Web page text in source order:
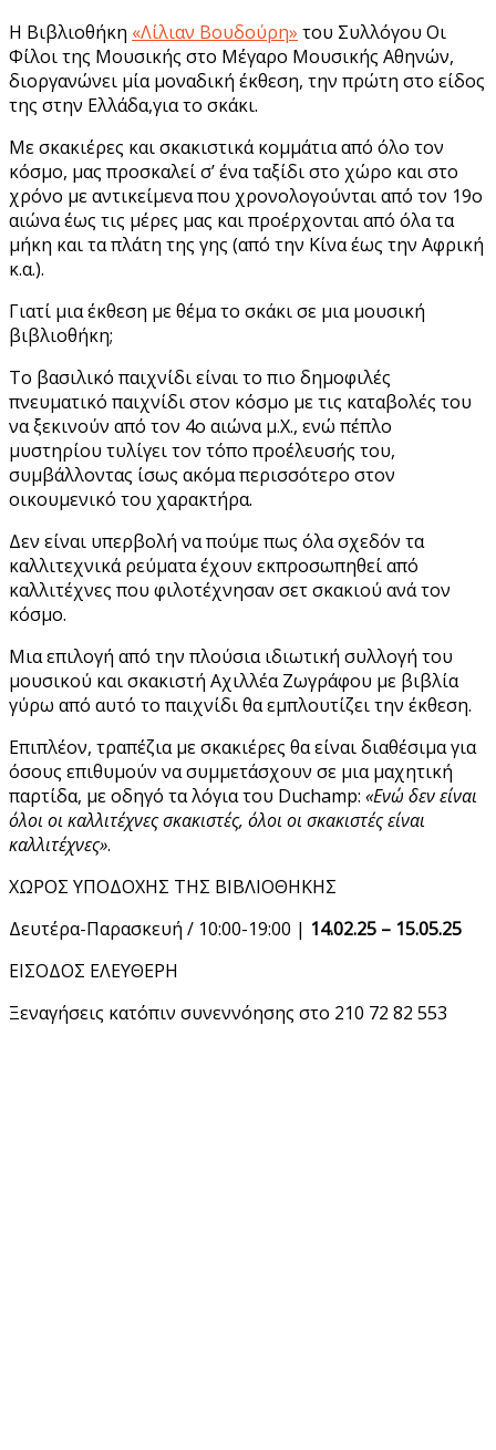
Η Βιβλιοθήκη «Λίλιαν Βουδούρη» του Συλλόγου Οι
Φίλοι της Μουσικής στο Μέγαρο Μουσικής Αθηνών,
διοργανώνει μία μοναδική έκθεση, την πρώτη στο είδος
της στην Ελλάδα,για το σκάκι.
Με σκακιέρες και σκακιστικά κομμάτια από όλο τον
κόσμο, μας προσκαλεί σ’ ένα ταξίδι στο χώρο και στο
χρόνο με αντικείμενα που χρονολογούνται από τον 19ο
αιώνα έως τις μέρες μας και προέρχονται από όλα τα
μήκη και τα πλάτη της γης (από την Κίνα έως την Αφρική
κ.α.).
Γιατί μια έκθεση με θέμα το σκάκι σε μια μουσική
βιβλιοθήκη;
Το βασιλικό παιχνίδι είναι το πιο δημοφιλές
πνευματικό παιχνίδι στον κόσμο με τις καταβολές του
να ξεκινούν από τον 4ο αιώνα μ.Χ., ενώ πέπλο
μυστηρίου τυλίγει τον τόπο προέλευσής του,
συμβάλλοντας ίσως ακόμα περισσότερο στον
οικουμενικό του χαρακτήρα.
Δεν είναι υπερβολή να πούμε πως όλα σχεδόν τα
καλλιτεχνικά ρεύματα έχουν εκπροσωπηθεί από
καλλιτέχνες που φιλοτέχνησαν σετ σκακιού ανά τον
κόσμο.
Μια επιλογή από την πλούσια ιδιωτική συλλογή του
μουσικού και σκακιστή Αχιλλέα Ζωγράφου με βιβλία
γύρω από αυτό το παιχνίδι θα εμπλουτίζει την έκθεση.
Επιπλέον, τραπέζια με σκακιέρες θα είναι διαθέσιμα για
όσους επιθυμούν να συμμετάσχουν σε μια μαχητική
παρτίδα, με οδηγό τα λόγια του Duchamp: «Ενώ δεν είναι
όλοι οι καλλιτέχνες σκακιστές, όλοι οι σκακιστές είναι
καλλιτέχνες».
ΧΩΡΟΣ ΥΠΟΔΟΧΗΣ ΤΗΣ ΒΙΒΛΙΟΘΗΚΗΣ
Δευτέρα-Παρασκευή / 10:00-19:00 | 14.02.25 – 15.05.25
ΕΙΣΟΔΟΣ ΕΛΕΥΘΕΡΗ
Ξεναγήσεις κατόπιν συνεννόησης στο 210 72 82 553